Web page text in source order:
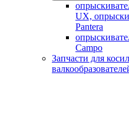
UX,
Pantera
Campo
Запчасти для